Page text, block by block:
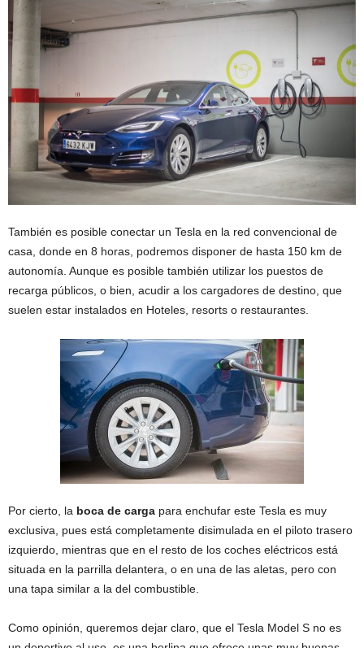
También es posible conectar un Tesla en la red convencional de
casa, donde en 8 horas, podremos disponer de hasta 150 km de
autonomía. Aunque es posible también utilizar los puestos de
recarga públicos, o bien, acudir a los cargadores de destino, que
suelen estar instalados en Hoteles, resorts o restaurantes.
Por cierto, la boca de carga para enchufar este Tesla es muy
exclusiva, pues está completamente disimulada en el piloto trasero
izquierdo, mientras que en el resto de los coches eléctricos está
situada en la parrilla delantera, o en una de las aletas, pero con
una tapa similar a la del combustible.
Como opinión, queremos dejar claro, que el Tesla Model S no es